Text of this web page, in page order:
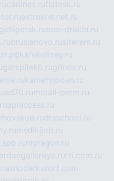
carlines.ruflatnsk.ru
astroline.net.ru
gidlipetsk.ruooo-driada.ru
bruslanovo.rusiterem.ru
kafekolizey.ru
grinox.ru
kameryjooan.ru
aid70.ru metall-perm.ru
apiaccess.ru
drsschool.ru
medikijob.ru
myragon.ru
rti.com.ru